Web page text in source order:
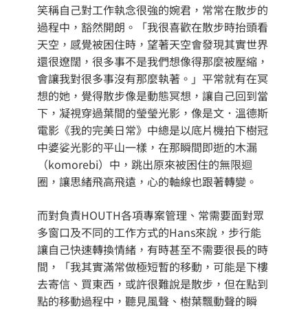
笑稱自己對工作執念很強的婉君，常常在散步的
過程中，豁然開朗。「我很喜歡在散步時抬頭看
天空，感覺被困住時，望著天空會發現其實世界
還很遼闊，很多事不是我們想像得那麼被壓縮，
會讓我對很多事沒有那麼執著。」平常就有在冥
想的她，覺得散步像是動態冥想，讓自己回到當
下，凝視穿過葉間的瑩瑩光影，像是文．溫德斯
電影《我的完美日常》中總是以底片機拍下樹冠
中婆娑光影的平山一樣，在那瞬間即逝的木漏
（komorebi）中，跳出原來被困住的無限迴
圈，讓思緒飛高飛遠，心的軸線也跟著轉變。
而對負責HOUTH各項專案管理、常需要面對眾
多窗口及不同的工作方式的Hans來說，步行能
讓自己快速轉換情緒，有時甚至不需要很長的時
間，「我其實滿常做極短暫的移動，可能是下樓
去寄信、買東西，或許很難說是散步，但在點到
點的移動過程中，聽見風聲、樹葉飄動聲的瞬